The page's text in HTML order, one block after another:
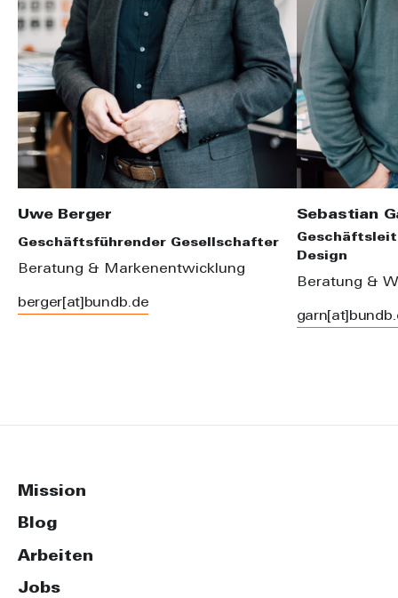
Uwe Berger
Geschäftsführender Gesellschafter
Beratung & Markenentwicklung
berger[at]bundb.de
Sebastian
Design
Beratung &
Mission
Blog
Arbeiten
Jobs